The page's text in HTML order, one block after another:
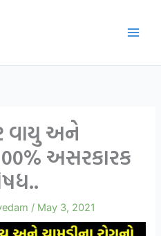
વાયુ અને
અસરકારક
/ May 3, 2021